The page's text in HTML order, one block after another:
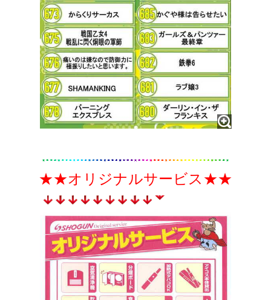
★★オリジナルサービス★★